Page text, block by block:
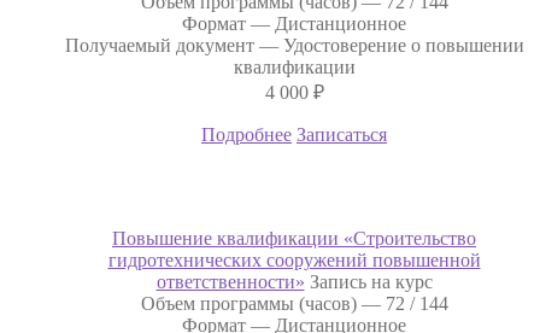
Формат — Дистанционное
Получаемый документ — Удостоверение о повышении
квалификации
4 000 ₽
Подробнее Записаться
Повышение квалификации «Строительство
гидротехнических сооружений повышенной
ответственности» Запись на курс
Объем программы (часов) — 72 / 144
Формат — Дистанционное